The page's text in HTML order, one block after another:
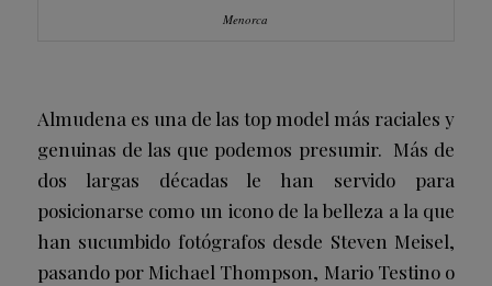
Menorca
Almudena es una de las top model más raciales y
genuinas de las que podemos presumir. Más de
dos largas décadas le han servido para
posicionarse como un icono de la belleza a la que
han sucumbido fotógrafos desde Steven Meisel,
pasando por Michael Thompson, Mario Testino o